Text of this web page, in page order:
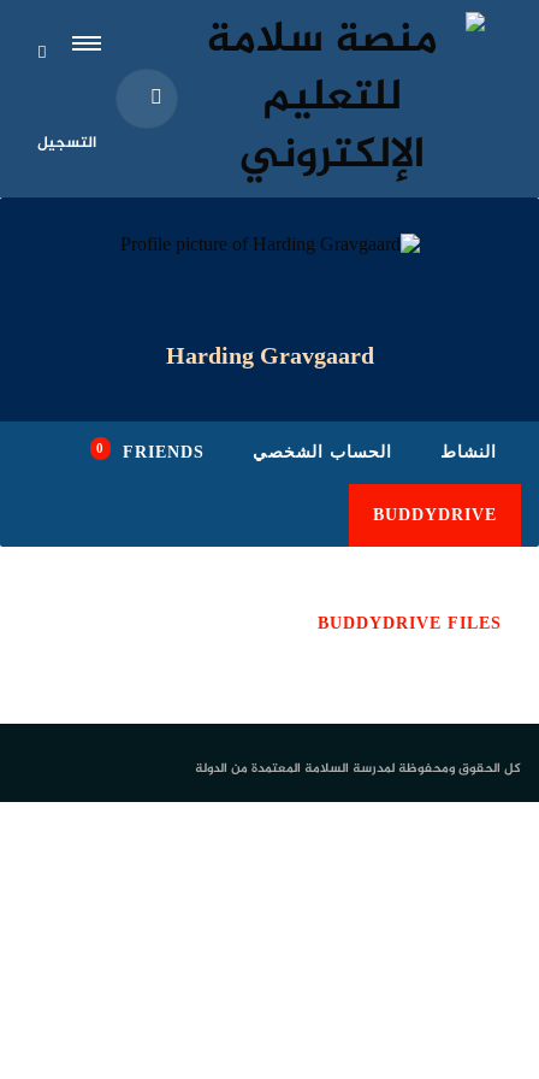
التسجيل
Harding Gravgaard
النشاط الحساب الشخصي FRIENDS
0
BUDDYDRIVE
BUDDYDRIVE FILES
كل الحقوق ومحفوظة لمدرسة السلامة المعتمدة من الدولة